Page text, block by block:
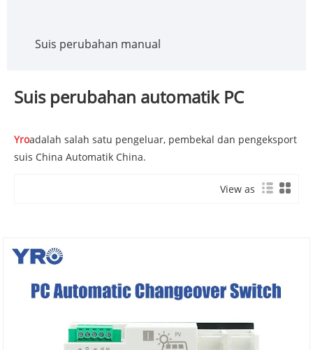
Suis perubahan manual
Suis perubahan automatik PC
Yroadalah salah satu pengeluar, pembekal dan pengeksport
suis China Automatik China.
View as